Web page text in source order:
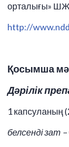
орталығы»
http://
Қосымша
Дәрілік
1 капсуланың
белсенді зат –